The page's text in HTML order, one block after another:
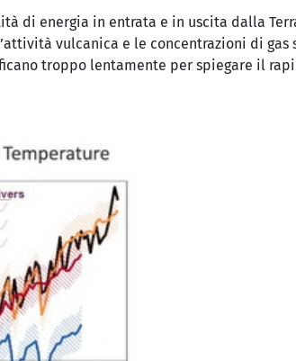
di energia in entrata e in uscita dalla
vulcanica e le concentrazioni di gas
troppo lentamente per spiegare il